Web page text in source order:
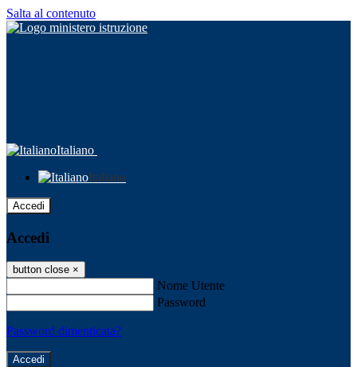
Salta al contenuto
Italiano
Italiano
Accedi
Accedi
button close ×
Nome Utente
Password
Password dimenticata?